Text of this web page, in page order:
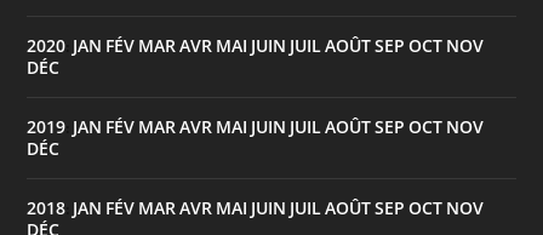
2020 JAN FÉV MARAVR MAI JUIN JUILAOÛTSEP OCT NOV
DÉC
2019 JAN FÉV MARAVR MAI JUIN JUILAOÛTSEP OCT NOV
DÉC
2018 JAN FÉV MARAVR MAI JUIN JUILAOÛTSEP OCT NOV
DÉC